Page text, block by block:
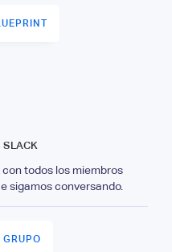
SLACK
todos los miembros
sigamos conversando.